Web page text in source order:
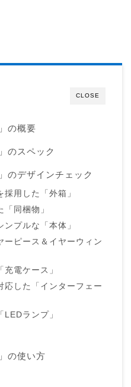
CLOSE
の概要
のスペック
のデザインチェック
用した「外箱」
同梱物」
プルな「本体」
ーピース＆イヤーウィン
電ケース」
応した「インターフェー
LEDランプ」
の使い方